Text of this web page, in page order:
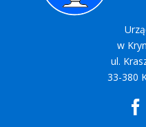
w
ul.
33-380